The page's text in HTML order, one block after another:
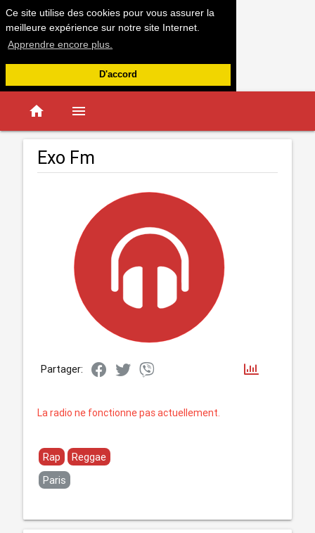
Ce site utilise des cookies pour vous assurer la
meilleure expérience sur notre site Internet.
Apprendre encore plus.
D'accord
home menu
Exo Fm
Partager:
La radio ne fonctionne pas actuellement.
Rap
Reggae
Paris